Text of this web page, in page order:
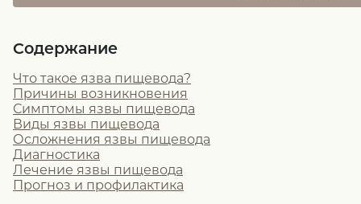
Содержание
Что такое язва пищевода?
Причины возникновения
Симптомы язвы пищевода
Виды язвы пищевода
Осложнения язвы пищевода
Диагностика
Лечение язвы пищевода
Прогноз и профилактика